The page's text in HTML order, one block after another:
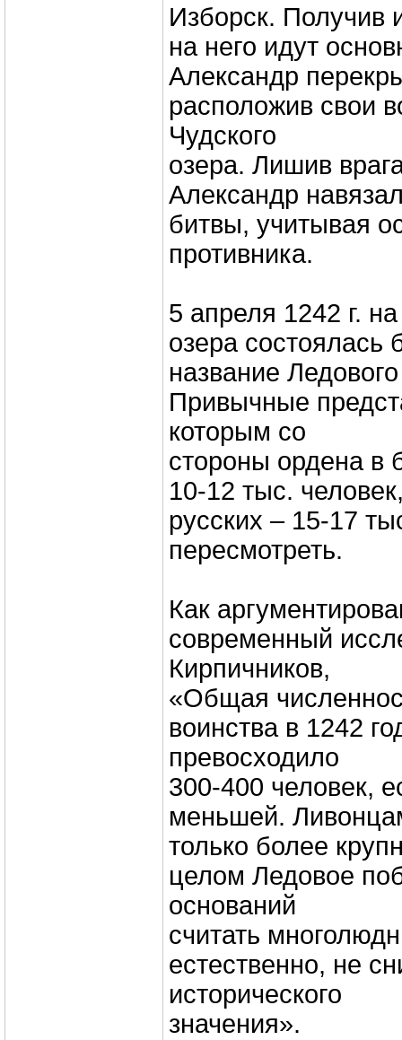
Изборск. Получив
на него идут
Александр
расположив свои
Чудского
озера. Лишив
Александр
битвы, учитывая
противника.
5 апреля 1242 г.
озера состоялась
название
Привычные
которым со
стороны ордена в
10-12 тыс.
русских – 15-17
пересмотреть.
Как
современный
Кирпичников,
«Общая
воинства в 1242
превосходило
300-400 человек,
меньшей.
только более
целом Ледовое
оснований
считать
естественно, не
исторического
значения».